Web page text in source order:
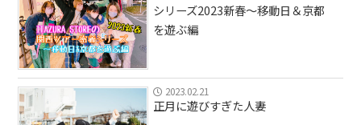
PHOTO
LESSON
シリーズ2023新春〜移動日＆京都
を遊ぶ編
2023.02.21
正月に遊びすぎた人妻